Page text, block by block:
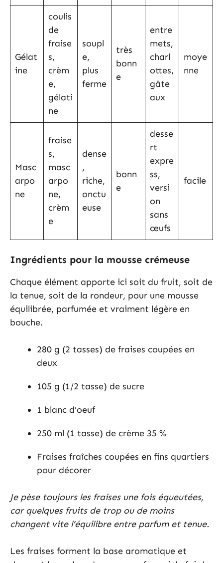
Gélat
ine
coulis
de
fraise
s,
crèm
e,
gélati
ne
soupl
e,
plus
ferme
très
bonn
e
entre
mets,
charl
ottes,
gâte
aux
moye
nne
Masc
arpo
ne
fraise
s,
masc
arpo
ne,
crèm
e
dense
,
riche,
onctu
euse
bonn
e
desse
rt
expre
ss,
versi
on
sans
œufs
facile
Ingrédients pour la mousse crémeuse
Chaque élément apporte ici soit du fruit, soit de
la tenue, soit de la rondeur, pour une mousse
équilibrée, parfumée et vraiment légère en
bouche.
280 g (2 tasses) de fraises coupées en
deux
105 g (1/2 tasse) de sucre
1 blanc d’oeuf
250 ml (1 tasse) de crème 35 %
Fraises fraîches coupées en fins quartiers
pour décorer
Je pèse toujours les fraises une fois équeutées,
car quelques fruits de trop ou de moins
changent vite l’équilibre entre parfum et tenue.
Les fraises forment la base aromatique et